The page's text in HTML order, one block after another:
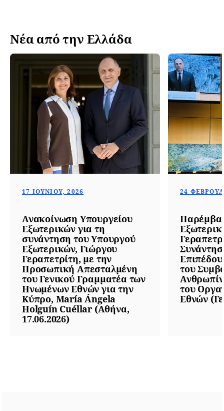
Νέα από την Ελλάδα
17 ΙΟΥΝΊΟΥ, 2026
Ανακοίνωση Υπουργείου
Εξωτερικών για τη
συνάντηση του Υπουργού
Εξωτερικών, Γιώργου
Γεραπετρίτη, με την
Προσωπική Απεσταλμένη
του Γενικού Γραμματέα των
Ηνωμένων Εθνών για την
Κύπρο, María Ángela
Holguín Cuéllar (Αθήνα,
17.06.2026)
24
του
του
Εθνών